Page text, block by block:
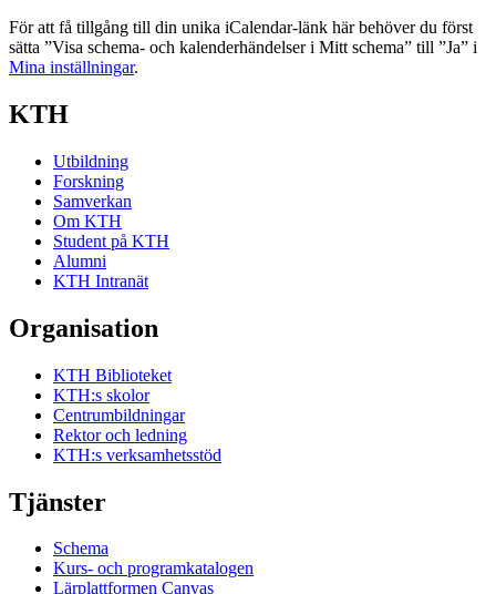
För att få tillgång till din unika iCalendar-länk här behöver du först
sätta ”Visa schema- och kalenderhändelser i Mitt schema” till ”Ja” i
Mina inställningar.
KTH
Utbildning
Forskning
Samverkan
Om KTH
Student på KTH
Alumni
KTH Intranät
Organisation
KTH Biblioteket
KTH:s skolor
Centrumbildningar
Rektor och ledning
KTH:s verksamhetsstöd
Tjänster
Schema
Kurs- och programkatalogen
Lärplattformen Canvas